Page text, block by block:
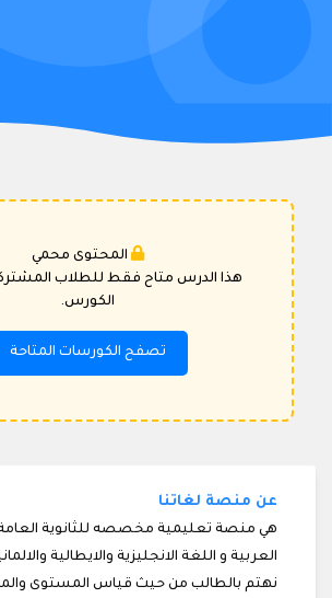
المحتوى محمي
هذا الدرس متاح فقط للطلاب
الكورس.
تصفح الكورسات المتاحة
عن منصة لغاتنا
هي منصة تعليمية مخصصه للثانوية
العربية و اللغة الانجليزية والايطالية
نهتم بالطالب من حيث قياس المستوى